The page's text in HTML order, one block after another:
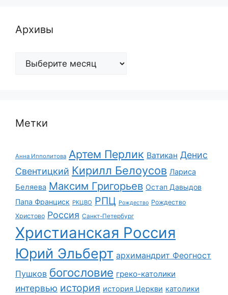
Архивы
Архивы
Метки
Анна Ипполитова Артем Перлик Ватикан Денис
Свентицкий Кирилл Белоусов Лариса
Беляева Максим Григорьев Остап Давыдов
Папа Франциск РКЦВО РПЦ Рождество Рождество
Христово Россия Санкт-Петербург
Христианская Россия
Юрий Эльберт архимандрит Феогност
Пушков богословие греко-католики
интервью история история Церкви католики